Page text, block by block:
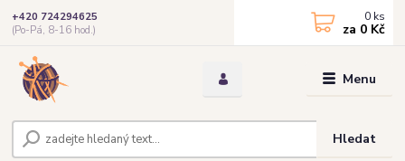
Menu
Hledat
+420 724294625
(Po-Pá, 8-16 hod.)
0 ks
za 0 Kč